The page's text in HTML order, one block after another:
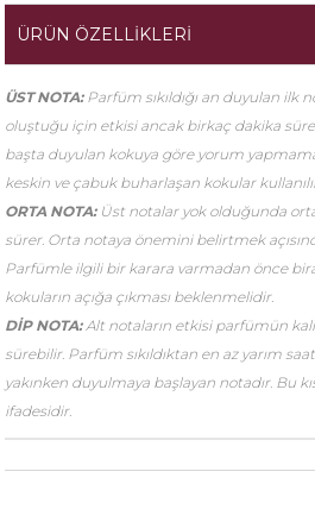
ÜRÜN ÖZELLIKLERI
ÜST NOTA:Parfüm sıkıldığı an duyulan ilk
oluştuğu için etkisi ancak birkaç dakika
başta duyulan kokuya göre yorum
keskin ve çabuk buharlaşan kokular
ORTA NOTA: Üst notalar yok olduğunda
sürer. Orta notaya önemini belirtmek
Parfümle ilgili bir karara varmadan önce
kokuların açığa çıkması beklenmelidir.
DİP NOTA:Alt notaların etkisi parfümün
sürebilir. Parfüm sıkıldıktan en az yarım
yakınken duyulmaya başlayan notadır. Bu
ifadesidir.